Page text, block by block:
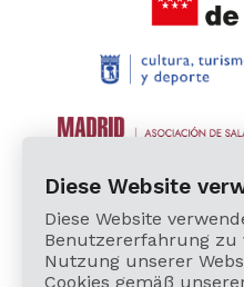
Diese Website
Diese Website
Benutzererfahrung zu
Nutzung unserer
Cookies gemäß